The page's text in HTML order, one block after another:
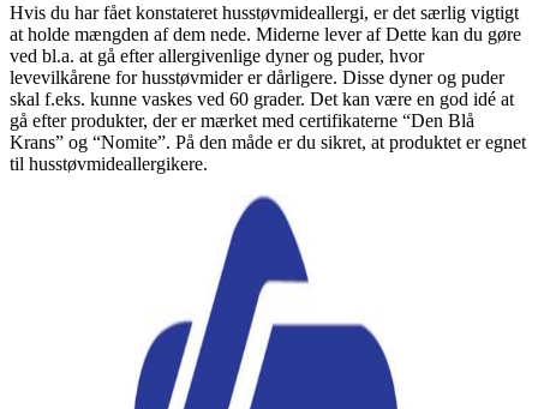
Hvis du har fået konstateret husstøvmideallergi, er det særlig vigtigt
at holde mængden af dem nede. Miderne lever af Dette kan du gøre
ved bl.a. at gå efter allergivenlige dyner og puder, hvor
levevilkårene for husstøvmider er dårligere. Disse dyner og puder
skal f.eks. kunne vaskes ved 60 grader. Det kan være en god idé at
gå efter produkter, der er mærket med certifikaterne “Den Blå
Krans” og “Nomite”. På den måde er du sikret, at produktet er egnet
til husstøvmideallergikere.